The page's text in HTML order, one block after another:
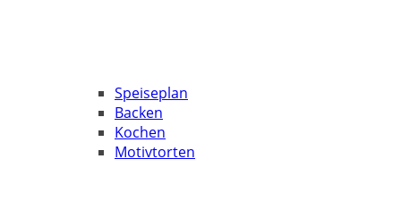
Speiseplan
Backen
Kochen
Motivtorten